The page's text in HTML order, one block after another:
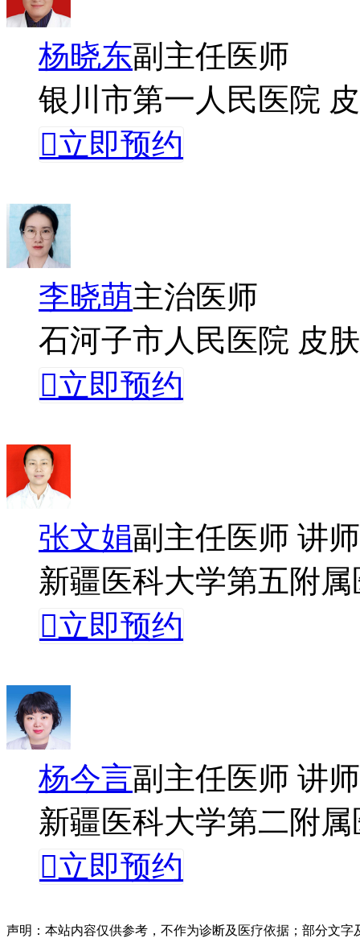
杨晓东副主任医师
银川市第一人民医院
立即预约
李晓萌主治医师
石河子市人民医院 皮
立即预约
张文娟副主任医师 讲师
新疆医科大学第五附
立即预约
杨今言副主任医师 讲师
新疆医科大学第二附
立即预约
声明：本站内容仅供参考，不作为诊断及医疗依据；部分文